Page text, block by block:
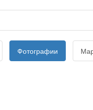
Фотографии